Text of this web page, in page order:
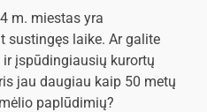
m. miestas yra
sustingęs laike. Ar galite
įspūdingiausių kurortų
jau daugiau kaip 50 metų
paplūdimių?